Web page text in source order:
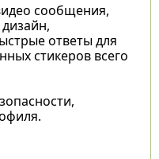
сообщения,
ответы для
стикеров всего